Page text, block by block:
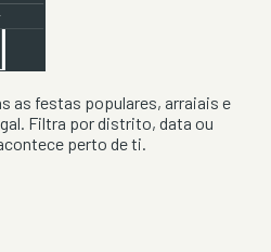
as festas populares, arraiais e
Filtra por distrito, data ou
perto de ti.